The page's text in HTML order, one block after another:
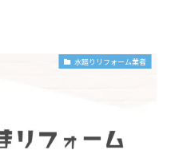
水廻りリフォーム業者